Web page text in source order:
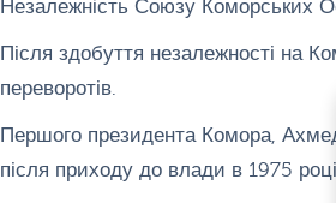
Незалежність Союзу Коморських
Після здобуття незалежності на
переворотів.
Першого президента Комора,
після приходу до влади в 1975 році.